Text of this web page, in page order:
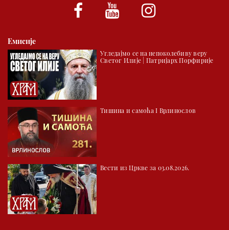
*најважније вести емитујемо на сваки пун сат
Емисије
Угледајмо се на непоколебиву веру
Светог Илије | Патријарх Порфирије
Тишина и самоћа I Врлинослов
Вести из Цркве за 03.08.2026.